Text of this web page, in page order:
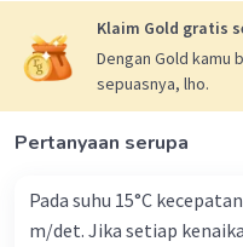
Klaim Gold gratis
Dengan Gold kamu
sepuasnya, lho.
Pertanyaan serupa
Pada suhu 15°C
m/det. Jika setiap